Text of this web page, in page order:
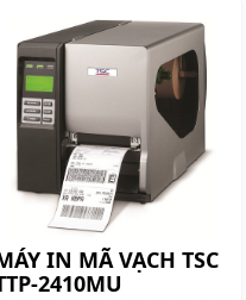
340 lên ngay shoppos.vn
để nhận được nhiều ưu
đãi và giá tốt!!
IN MÃ VẠCH TSC
2410MU